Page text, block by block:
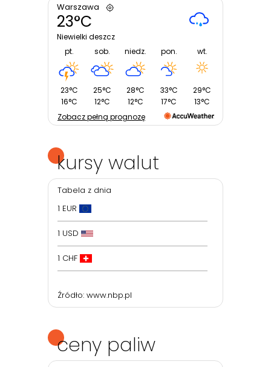
Warszawa
23°C
Niewielki deszcz
pt.
23°C
16°C
sob.
25°C
12°C
niedz.
28°C
12°C
pon.
33°C
17°C
wt.
29°C
13°C
Zobacz pełną prognozę
ceny paliw
kursy walut
Tabela z dnia
1 EUR
1 USD
1 CHF
Źródło: www.nbp.pl